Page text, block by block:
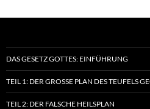
DAS GESETZ GOTTES: EINFÜHRUNG
TEIL 1: DER GROSSE PLAN DES TEUFELS
TEIL 2: DER FALSCHE HEILSPLAN